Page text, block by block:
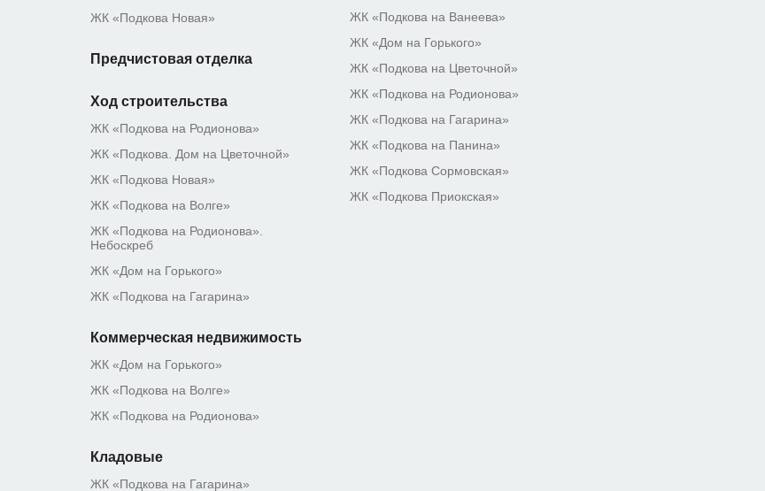
ЖК «Подкова Новая»
Предчистовая отделка
Ход строительства
ЖК «Подкова на Родионова»
ЖК «Подкова. Дом на Цветочной»
ЖК «Подкова Новая»
ЖК «Подкова на Волге»
ЖК «Подкова на Родионова».
Небоскреб
ЖК «Дом на Горького»
ЖК «Подкова на Гагарина»
Коммерческая недвижимость
ЖК «Дом на Горького»
ЖК «Подкова на Волге»
ЖК «Подкова на Родионова»
Кладовые
ЖК «Подкова на Гагарина»
ЖК «Подкова на Ванеева»
ЖК «Дом на Горького»
ЖК «Подкова на Цветочной»
ЖК «Подкова на Родионова»
ЖК «Подкова на Гагарина»
ЖК «Подкова на Панина»
ЖК «Подкова Сормовская»
ЖК «Подкова Приокская»